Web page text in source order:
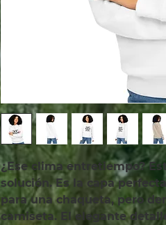
¿Ese clima entretiempo?
solución. Es la capa
para una chaqueta, pero
camiseta. El elegante